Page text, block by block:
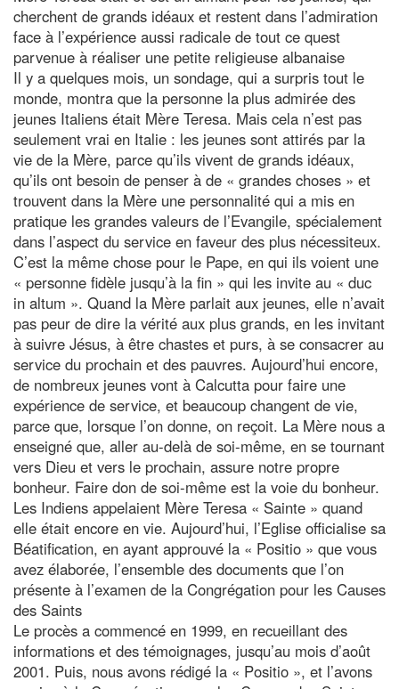
cherchent de grands idéaux et restent dans l’admiration
face à l’expérience aussi radicale de tout ce quest
parvenue à réaliser une petite religieuse albanaise
Il y a quelques mois, un sondage, qui a surpris tout le
monde, montra que la personne la plus admirée des
jeunes Italiens était Mère Teresa. Mais cela n’est pas
seulement vrai en Italie : les jeunes sont attirés par la
vie de la Mère, parce qu’ils vivent de grands idéaux,
qu’ils ont besoin de penser à de « grandes choses » et
trouvent dans la Mère une personnalité qui a mis en
pratique les grandes valeurs de l’Evangile, spécialement
dans l’aspect du service en faveur des plus nécessiteux.
C’est la même chose pour le Pape, en qui ils voient une
« personne fidèle jusqu’à la fin » qui les invite au « duc
in altum ». Quand la Mère parlait aux jeunes, elle n’avait
pas peur de dire la vérité aux plus grands, en les invitant
à suivre Jésus, à être chastes et purs, à se consacrer au
service du prochain et des pauvres. Aujourd’hui encore,
de nombreux jeunes vont à Calcutta pour faire une
expérience de service, et beaucoup changent de vie,
parce que, lorsque l’on donne, on reçoit. La Mère nous a
enseigné que, aller au-delà de soi-même, en se tournant
vers Dieu et vers le prochain, assure notre propre
bonheur. Faire don de soi-même est la voie du bonheur.
Les Indiens appelaient Mère Teresa « Sainte » quand
elle était encore en vie. Aujourd’hui, l’Eglise officialise sa
Béatification, en ayant approuvé la « Positio » que vous
avez élaborée, l’ensemble des documents que l’on
présente à l’examen de la Congrégation pour les Causes
des Saints
Le procès a commencé en 1999, en recueillant des
informations et des témoignages, jusqu’au mois d’août
2001. Puis, nous avons rédigé la « Positio », et l’avons